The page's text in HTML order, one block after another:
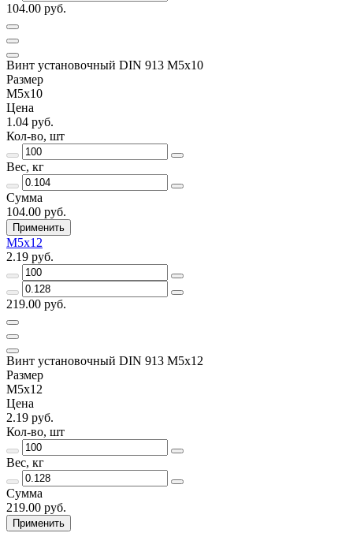
104.00 руб.
Винт установочный DIN 913 М5х10
Размер
М5х10
Цена
1.04 руб.
Кол-во, шт
Вес, кг
Сумма
104.00 руб.
Применить
М5х12
2.19 руб.
219.00 руб.
Винт установочный DIN 913 М5х12
Размер
М5х12
Цена
2.19 руб.
Кол-во, шт
Вес, кг
Сумма
219.00 руб.
Применить